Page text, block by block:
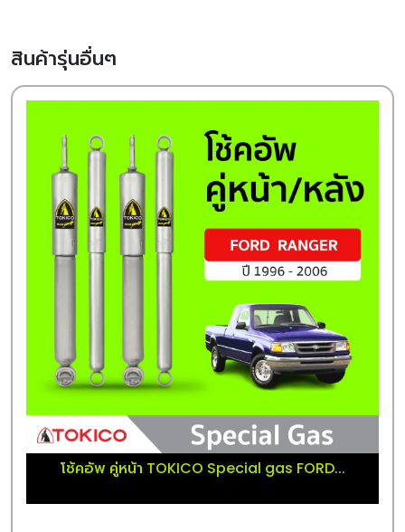
สินค้ารุ่นอื่นๆ
โช้คอัพ คู่หน้า TOKICO Special gas FORD...